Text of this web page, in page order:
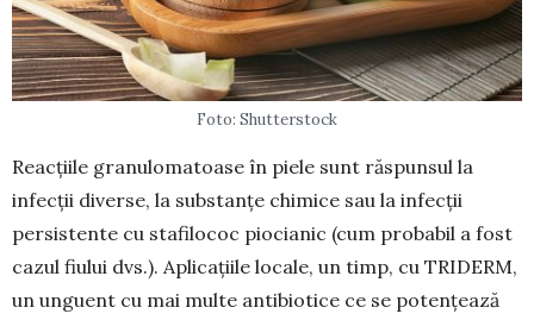
Foto: Shutterstock
Reacțiile granulomatoase în piele sunt răspunsul la
infecții diverse, la substanțe chimice sau la in­fecții
persistente cu stafilococ piocianic (cum pro­babil a fost
cazul fiului dvs.). Aplicațiile locale, un timp, cu TRIDERM,
un unguent cu mai multe antibiotice ce se potențează